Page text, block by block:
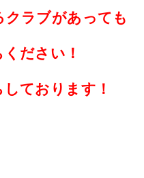
クラブがあっても
ださい！
ております！